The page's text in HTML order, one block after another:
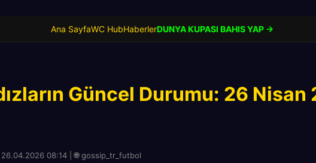
Ana SayfaWC HubHaberlerDUNYA KUPASI BAHIS YAP →
Güncel Durumu: 26 Nisan
08:14 | 🌐 gossip_tr_futbol